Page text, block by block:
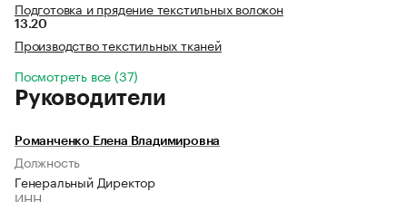
Подготовка и прядение текстильных волокон
13.20
Производство текстильных тканей
Посмотреть все (37)
Руководители
Романченко Елена Владимировна
Должность
Генеральный Директор
ИНН